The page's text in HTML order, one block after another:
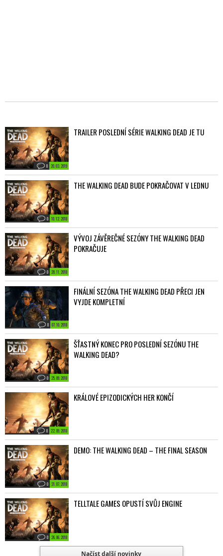
20. 03. 2019
0
TRAILER POSLEDNÍ SÉRIE WALKING DEAD JE TU
10. 12. 2018
0
THE WALKING DEAD BUDE POKRAČOVAT V LEDNU
20. 11. 2018
0
VÝVOJ ZÁVĚREČNÉ SEZÓNY THE WALKING DEAD
POKRAČUJE
07. 10. 2018
0
FINÁLNÍ SEZÓNA THE WALKING DEAD PŘECI JEN
VYJDE KOMPLETNÍ
25. 09. 2018
0
ŠŤASTNÝ KONEC PRO POSLEDNÍ SEZÓNU THE
WALKING DEAD?
22. 09. 2018
0
KRÁLOVÉ EPIZODICKÝCH HER KONČÍ
31. 07. 2018
0
DEMO: THE WALKING DEAD – THE FINAL SEASON
26. 06. 2018
0
TELLTALE GAMES OPUSTÍ SVŮJ ENGINE
Načíst další novinky